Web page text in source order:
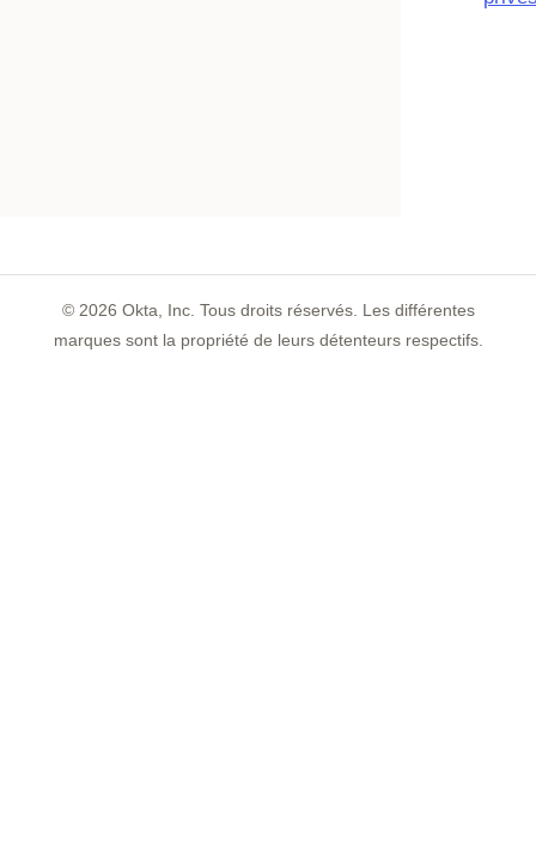
© 2026 Okta, Inc. Tous droits réservés. Les différentes
marques sont la propriété de leurs détenteurs respectifs.